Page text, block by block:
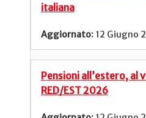
italiana
12 Giugno
Pensioni all’estero, al
RED/EST 2026